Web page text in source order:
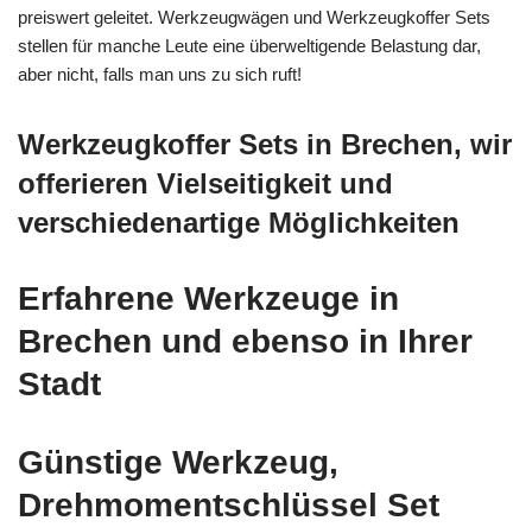
preiswert geleitet. Werkzeugwägen und Werkzeugkoffer Sets
stellen für manche Leute eine überweltigende Belastung dar,
aber nicht, falls man uns zu sich ruft!
Werkzeugkoffer Sets in Brechen, wir
offerieren Vielseitigkeit und
verschiedenartige Möglichkeiten
Erfahrene Werkzeuge in
Brechen und ebenso in Ihrer
Stadt
Günstige Werkzeug,
Drehmomentschlüssel Set